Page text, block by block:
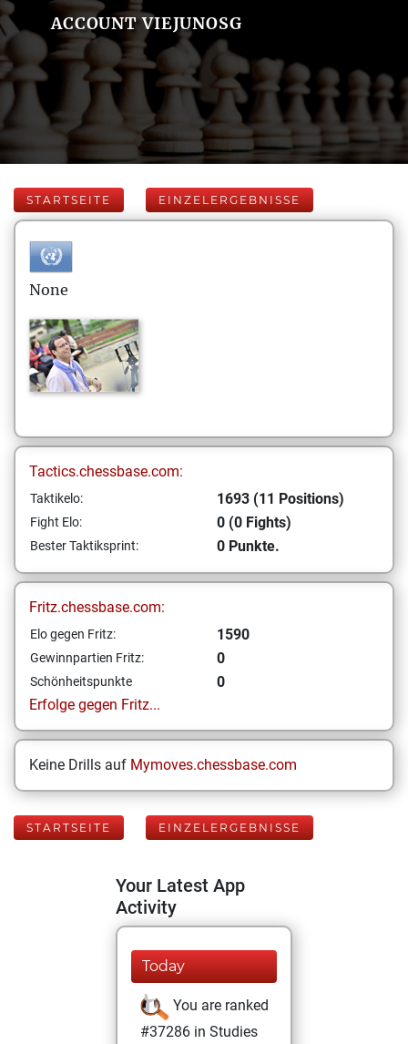
ACCOUNT VIEJUNOSG
STARTSEITE EINZELERGEBNISSE
None
Tactics.chessbase.com:
Taktikelo: 1693 (11 Positions)
Fight Elo: 0 (0 Fights)
Bester Taktiksprint: 0 Punkte.
Fritz.chessbase.com:
Elo gegen Fritz: 1590
Gewinnpartien Fritz: 0
Schönheitspunkte
0
Erfolge gegen Fritz...
Keine Drills auf Mymoves.chessbase.com
STARTSEITE EINZELERGEBNISSE
Your Latest App
Activity
Today
You are ranked
#37286 in Studies